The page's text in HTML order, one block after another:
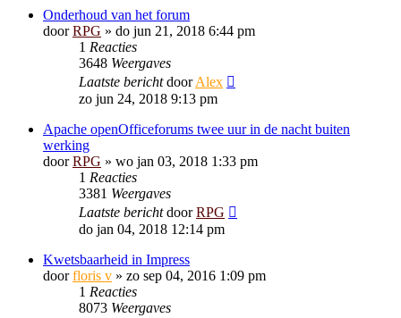
Onderhoud van het forum
doorRPG » do jun 21, 2018 6:44 pm
1 Reacties
3648 Weergaves
Laatste berichtdoorAlex
zo jun 24, 2018 9:13 pm
Apache openOfficeforums twee uur in de nacht buiten
werking
doorRPG » wo jan 03, 2018 1:33 pm
1 Reacties
3381 Weergaves
Laatste berichtdoorRPG
do jan 04, 2018 12:14 pm
Kwetsbaarheid in Impress
doorfloris v » zo sep 04, 2016 1:09 pm
1 Reacties
8073 Weergaves